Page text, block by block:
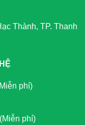
Thành, TP. Thanh
phí)
phí)